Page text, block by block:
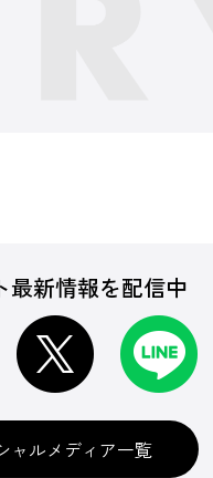
最新情報を配信中
ャルメディア一覧